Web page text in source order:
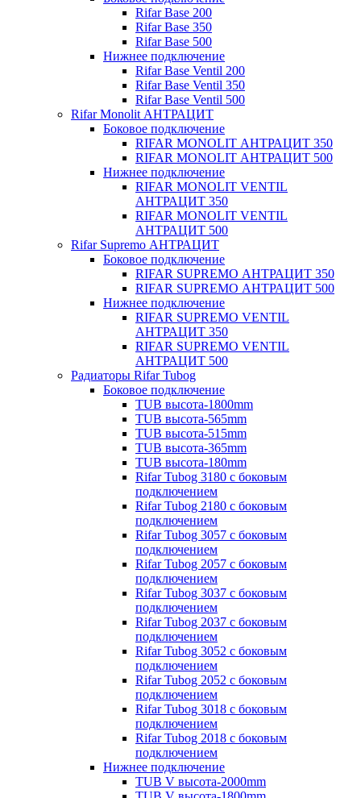
Rifar Base 200
Rifar Base 350
Rifar Base 500
Нижнее подключение
Rifar Base Ventil 200
Rifar Base Ventil 350
Rifar Base Ventil 500
Rifar Monolit АНТРАЦИТ
Боковое подключение
RIFAR MONOLIT АНТРАЦИТ 350
RIFAR MONOLIT АНТРАЦИТ 500
Нижнее подключение
RIFAR MONOLIT VENTIL
АНТРАЦИТ 350
RIFAR MONOLIT VENTIL
АНТРАЦИТ 500
Rifar Supremo АНТРАЦИТ
Боковое подключение
RIFAR SUPREMO АНТРАЦИТ 350
RIFAR SUPREMO АНТРАЦИТ 500
Нижнее подключение
RIFAR SUPREMO VENTIL
АНТРАЦИТ 350
RIFAR SUPREMO VENTIL
АНТРАЦИТ 500
Радиаторы Rifar Tubog
Боковое подключение
TUB высота-1800mm
TUB высота-565mm
TUB высота-515mm
TUB высота-365mm
TUB высота-180mm
Rifar Tubog 3180 с боковым
подключением
Rifar Tubog 2180 с боковым
подключением
Rifar Tubog 3057 с боковым
подключением
Rifar Tubog 2057 с боковым
подключением
Rifar Tubog 3037 с боковым
подключением
Rifar Tubog 2037 с боковым
подключением
Rifar Tubog 3052 с боковым
подключением
Rifar Tubog 2052 с боковым
подключением
Rifar Tubog 3018 с боковым
подключением
Rifar Tubog 2018 с боковым
подключением
Нижнее подключение
TUB V высота-2000mm